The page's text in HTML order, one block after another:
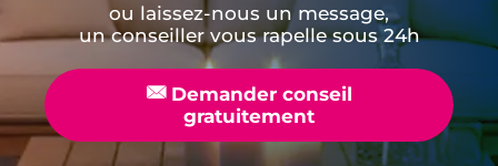
ou laissez-nous un message,
un conseiller vous rapelle sous 24h
📧Demander conseil
gratuitement